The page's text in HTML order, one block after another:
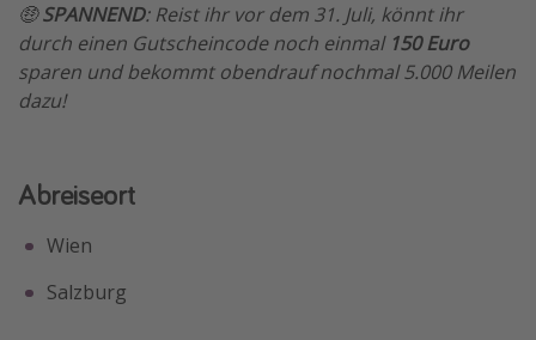
🤑SPANNEND: Reist ihr vor dem 31. Juli, könnt ihr
durch einen Gutscheincode noch einmal 150 Euro
sparen und bekommt obendrauf nochmal 5.000 Meilen
dazu!
Abreiseort
Wien
Salzburg